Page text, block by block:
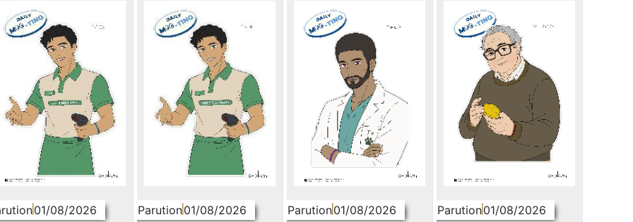
01/08/2026 Parution01/08/2026 Parution01/08/2026 Parution01/08/2026